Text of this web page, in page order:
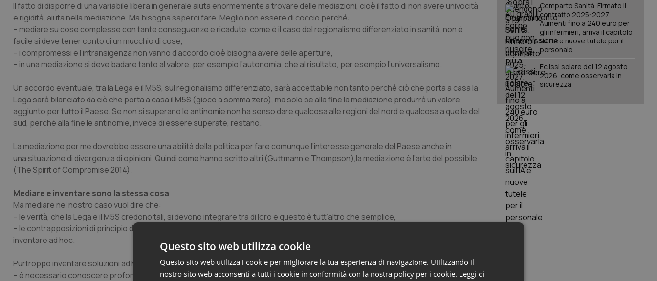
Il fatto di disporre di una variabile libera in generale aiuta enormemente a trovare delle mediazioni, cioè il fatto di non avere univocità
e rigidità, aiuta nella mediazione. Ma bisogna saperci fare. Meglio non essere di coccio perché:
– mediare su cose complesse con tante conseguenze e ricadute, come è il caso del regionalismo differenziato in sanità, non è
facile si deve tener conto di un mucchio di cose,
– i compromessi e l’intransigenza non vanno d’accordo cioè bisogna avere delle aperture,
– in una mediazione si deve badare tanto al valore, per esempio l’autonomia, che al risultato, per esempio l’universalismo.
Un accordo eventuale, tra la Lega e il M5S, sul regionalismo differenziato, sarà accettabile non tanto perché ciò che porta a casa la
Lega sarà bilanciato da ciò che porta a casa il M5S (gioco a somma zero), ma solo se alla fine la mediazione produrrà un valore
aggiunto per tutto il Paese. Se non si superano le antinomie non ha senso dare qualcosa alle regioni del nord e qualcosa a quelle del
sud, perché alla fine le antinomie, invece di essere superate, restano.
La mediazione per me dovrebbe essere una abilità della politica per fare comunque l’interesse generale del Paese anche in
una situazione di divergenza di opinioni. Quindi come hanno scritto altri (Guttmann e Thompson),la mediazione è l’arte del possibile
(The Spirit of Compromise 2014).
Mediare e inventare sono la stessa cosa
Ma mediare nel nostro caso vuol dire che:
– le verità, che la Lega e il M5S credono tali, si devono integrare tra di loro e questo è tutt’altro che semplice,
– le contrapposizioni di principio devono trovare il modo concreto di risolversi in soluzioni consensuali che per forza di cose bisogna
inventare ad hoc.
Purtroppo inventare soluzioni ad hoc rispetto al regionalismo differenziato e alla sanità, non è facile:
– è necessario conoscere profondamente la materia,
Comparto Sanità. Firmato il
contratto 2025-2027.
Aumenti fino a 240 euro per
gli infermieri, arriva il capitolo
sull'IA e nuove tutele per il
personale
Eclissi solare del 12 agosto
2026, come osservarla in
sicurezza
Questo sito web utilizza cookie
Questo sito web utilizza i cookie per migliorare la tua esperienza di navigazione. Utilizzando il
nostro sito web acconsenti a tutti i cookie in conformità con la nostra policy per i cookie. Leggi di